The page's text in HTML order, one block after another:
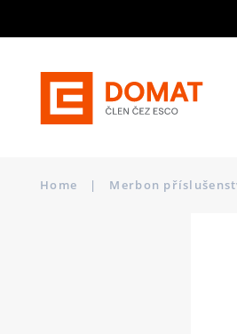
Home | Merbon